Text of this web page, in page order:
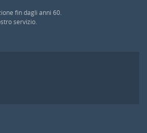
fin dagli anni 60.
servizio.